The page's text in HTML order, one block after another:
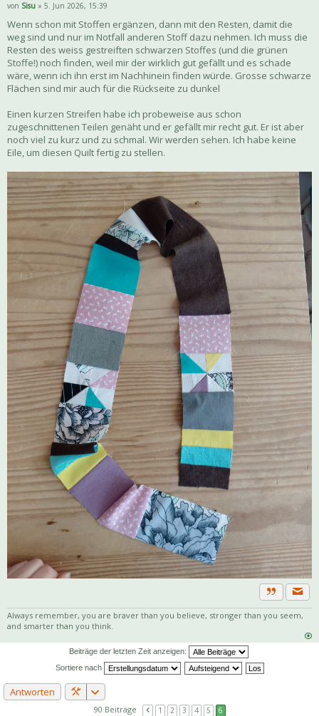
von Sisu » 5. Jun 2026, 15:39
Wenn schon mit Stoffen ergänzen, dann mit den Resten, damit die
weg sind und nur im Notfall anderen Stoff dazu nehmen. Ich muss die
Resten des weiss gestreiften schwarzen Stoffes (und die grünen
Stoffe!) noch finden, weil mir der wirklich gut gefällt und es schade
wäre, wenn ich ihn erst im Nachhinein finden würde. Grosse schwarze
Flächen sind mir auch für die Rückseite zu dunkel
Einen kurzen Streifen habe ich probeweise aus schon
zugeschnittenen Teilen genäht und er gefällt mir recht gut. Er ist aber
noch viel zu kurz und zu schmal. Wir werden sehen. Ich habe keine
Eile, um diesen Quilt fertig zu stellen.
Zitat
Always remember, you are braver than you believe, stronger than you seem,
and smarter than you think.
Beiträge der letzten Zeit anzeigen:
Sortiere nach
Antworten
90 Beiträge 1 2 3 4 5 6